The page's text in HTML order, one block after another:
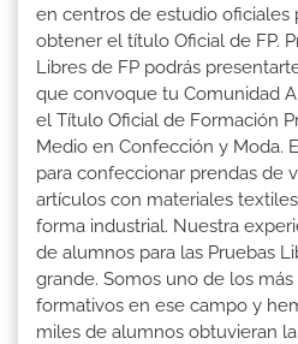
en centros de estudio oficiales
obtener el título Oficial de FP.
Libres de FP podrás
que convoque tu Comunidad
el Título Oficial de Formación
Medio en Confección y Moda.
para confeccionar prendas de
artículos con materiales
forma industrial. Nuestra
de alumnos para las Pruebas
grande. Somos uno de los
formativos en ese campo y
miles de alumnos obtuvieran